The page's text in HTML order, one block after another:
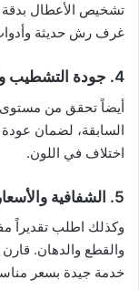
تشخيص الأعطال بدقة
غرف رش حديثة
4. جودة التشطيب والدهان
أيضاً تحقق من
السابقة، لضمان
اختلاف في اللون.
5. الشفافية والأسعار
وكذلك اطلب تقديراً
والقطع والدهان.
خدمة جيدة بسعر